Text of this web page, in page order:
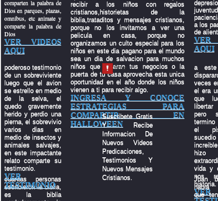
comparten la palabra de
Dios en parques, plazas,
omnibus, etc animate y
comparte la palabra de
Dios
VER VIDEOS
AQUI
recibir a los niños con regalos
cristianos,historietas de la
biblia,trataditos y mensajes cristianos,
porque no los invitamos a ver una
pelicula en casa, porque no
organizamos un culto especial para los
niños en este dia pagano para el mundo
sea un dia de salvacion para muchos
niños que tocaran tus negocios o la
puerta de tu casa aprovecha esta unica
oportunidad en el año donde los niños
vienen a ti para recibir algo.
INGRESA Y CONOCE
ESTRATEGIAS PARA
COMPARTIR EN
HALLOWEEN
a los
de
VER
AQUI
poderoso testimonio
de un sobreviviente
luego que el avion
se estrello en medio
de la selva, el
quedo gravemente
herido y perdio una
pierna, el sobrevivio
varios dias en
medio de insectos y
animales salvajes,
en este impactante
relato comparte su
testimonio.
VER
TESTIMONIO
cuantas personas
escribieron la biblia,
es la biblia
Suscribete Gratis
Y Recibe
Informacion De
Nuevos Videos
Predicaciones,
Testimonios Y
Nuevos Mensajes
Cristianos.
a
veces
el era
que
pero
el
vida y
nos
historia.
VER
Juan
habia
que